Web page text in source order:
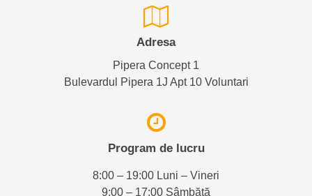
Adresa
Pipera Concept 1
Bulevardul Pipera 1J Apt 10 Voluntari
Program de lucru
8:00 – 19:00 Luni – Vineri
9:00 – 17:00 Sâmbătă